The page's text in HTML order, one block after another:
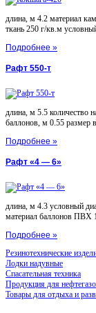
длина, м 4.2 материал
ткань 250 г/кв.м условный
Подробнее »
Рафт 550-т
длина, м 5.5 количество
баллонов, м 0.55 размер в
Подробнее »
Рафт «4 — 6»
длина, м 4.3 условный
материал баллонов ПВХ
Подробнее »
Резинотехнические
Лодки надувные
Спасательная техника
Продукция для
Товары для отдыха и